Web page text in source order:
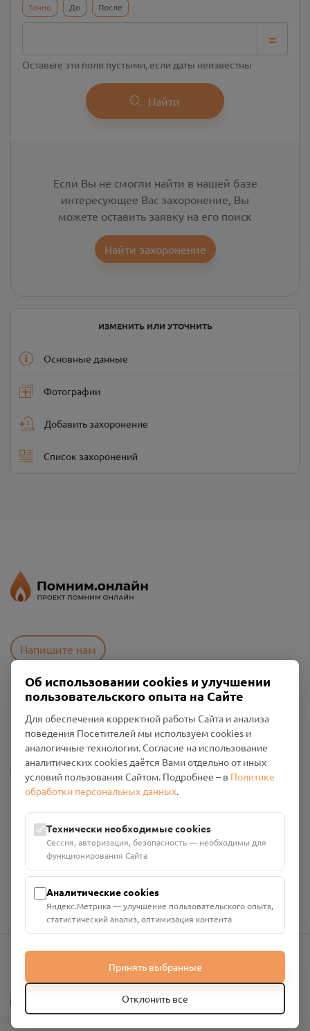
Точно До После
=
Оставьте эти поля пустыми, если даты неизвестны
Найти
Если Вы не смогли найти в нашей базе
интересующее Вас захоронение, Вы
можете оставить заявку на его поиск
Найти захоронение
ИЗМЕНИТЬ ИЛИ УТОЧНИТЬ
Основные данные
Фотографии
Добавить захоронение
Список захоронений
Напишите нам
Пользовательское соглашение
Политика конфиденциальности
Промо-материалы
Настройки cookies
Общество с ограниченной ответственностью «Смоленский
ИНН: 6700029207 ОГРН: 1256700001986
Юридический адрес: 216790, Смоленская область, р-н
Руднянский, г. Рудня, улица Западная, д. 26А, пом. 18
Номер счёта: 40702810901130004287 в АО "АЛЬФА-БАНК"
Кор. счёт: 30101810200000000593
info@pomnim.online
Об использовании cookies и улучшении
пользовательского опыта на Сайте
Для обеспечения корректной работы Сайта и анализа
поведения Посетителей мы используем cookies и
аналогичные технологии. Согласие на использование
аналитических cookies даётся Вами отдельно от иных
условий пользования Сайтом. Подробнее – в Политике
обработки персональных данных.
Технически необходимые cookies
Сессия, авторизация, безопасность — необходимы для
функционирования Сайта
Аналитические cookies
Яндекс.Метрика — улучшение пользовательского опыта,
статистический анализ, оптимизация контента
Принять выбранные
Отклонить все